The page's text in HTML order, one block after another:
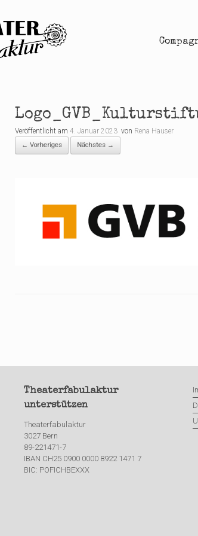
Veröffentlicht am 4. Januar 2023 von Rena Hauser
← Vorheriges Nächstes →
Theaterfabulaktur
unterstützen
Theaterfabulaktur
3027 Bern
89-221471-7
IBAN CH25 0900 0000 8922 1471 7
BIC: POFICHBEXXX